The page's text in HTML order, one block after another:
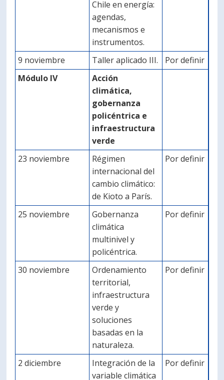
Chile en energía:
agendas,
mecanismos e
instrumentos.
9 noviembre
Taller aplicado III.
Por definir
Módulo IV
Acción
climática,
gobernanza
policéntrica e
infraestructura
verde
23 noviembre
Régimen
internacional del
cambio climático:
de Kioto a París.
Por definir
25 noviembre
Gobernanza
climática
multinivel y
policéntrica.
Por definir
30 noviembre
Ordenamiento
territorial,
infraestructura
verde y
soluciones
basadas en la
naturaleza.
Por definir
2 diciembre
Integración de la
variable climática
Por definir